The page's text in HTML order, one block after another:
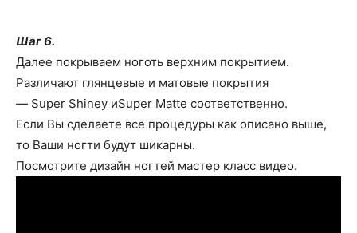
Шаг 6.
Далее покрываем ноготь верхним покрытием.
Различают глянцевые и матовые покрытия
— Super Shiney иSuper Matte соответственно.
Если Вы сделаете все процедуры как описано выше,
то Ваши ногти будут шикарны.
Посмотрите дизайн ногтей мастер класс видео.